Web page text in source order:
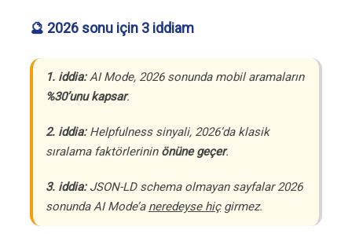
🔮 2026 sonu için 3 iddiam
1. iddia:AI Mode, 2026 sonunda mobil aramaların
%30’unu kapsar.
2. iddia:Helpfulness sinyali, 2026’da klasik
sıralama faktörlerinin önüne geçer.
3. iddia:JSON-LD schema olmayan sayfalar 2026
sonunda AI Mode’a neredeyse hiçgirmez.